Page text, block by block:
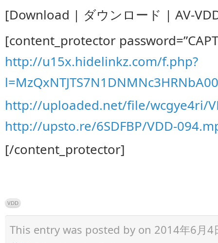
[Download | ダウンロード | AV-
[content_protector
http://u15x.hidelinkz.com/f.php?
http://uploaded.net/file/wcgye4ri/
http://upsto.re/6SDFBP/VDD-
[/content_protector]
VDD
This entry was posted by on 2014年6月